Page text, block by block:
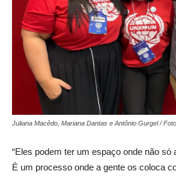
Juliana Macêdo, Mariana Dantas e Antônio Gurgel /
“Eles podem ter um espaço onde não só
É um processo onde a gente os coloca